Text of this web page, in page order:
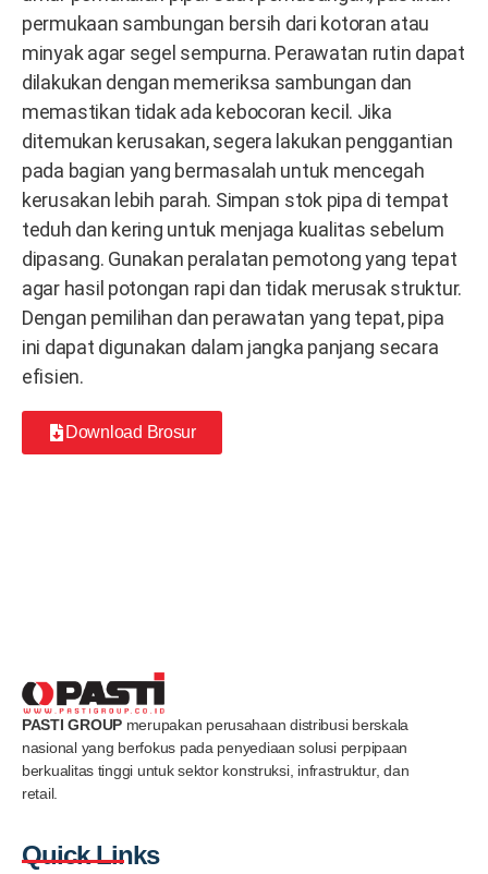
permukaan sambungan bersih dari kotoran atau
minyak agar segel sempurna. Perawatan rutin dapat
dilakukan dengan memeriksa sambungan dan
memastikan tidak ada kebocoran kecil. Jika
ditemukan kerusakan, segera lakukan penggantian
pada bagian yang bermasalah untuk mencegah
kerusakan lebih parah. Simpan stok pipa di tempat
teduh dan kering untuk menjaga kualitas sebelum
dipasang. Gunakan peralatan pemotong yang tepat
agar hasil potongan rapi dan tidak merusak struktur.
Dengan pemilihan dan perawatan yang tepat, pipa
ini dapat digunakan dalam jangka panjang secara
efisien.
Download Brosur
PASTI GROUP merupakan perusahaan distribusi berskala
nasional yang berfokus pada penyediaan solusi perpipaan
berkualitas tinggi untuk sektor konstruksi, infrastruktur, dan
retail.
Quick Links